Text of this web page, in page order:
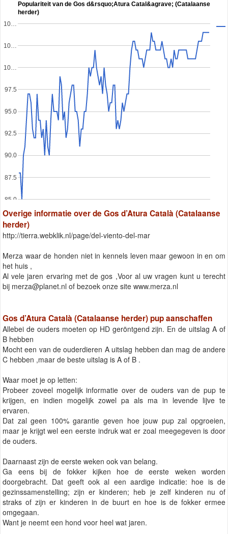
Populariteit van de Gos d&rsquo;Atura Catal&agrave; (Catalaanse
herder)
85.0
87.5
90.0
92.5
95.0
97.5
10…
10…
10…
Overige informatie over de Gos d’Atura Català (Catalaanse
herder)
http://tierra.webklik.nl/page/del-viento-del-mar
Merza waar de honden niet in kennels leven maar gewoon in en om
het huis ,
Al vele jaren ervaring met de gos ,Voor al uw vragen kunt u terecht
bij merza@planet.nl of bezoek onze site www.merza.nl
Gos d’Atura Català (Catalaanse herder) pup aanschaffen
Allebei de ouders moeten op HD geröntgend zijn. En de uitslag A of
B hebben
Mocht een van de ouderdieren A uitslag hebben dan mag de andere
C hebben ,maar de beste uitslag is A of B .
Waar moet je op letten:
Probeer zoveel mogelijk informatie over de ouders van de pup te
krijgen, en indien mogelijk zowel pa als ma in levende lijve te
ervaren.
Dat zal geen 100% garantie geven hoe jouw pup zal opgroeien,
maar je krijgt wel een eerste indruk wat er zoal meegegeven is door
de ouders.
Daarnaast zijn de eerste weken ook van belang.
Ga eens bij de fokker kijken hoe de eerste weken worden
doorgebracht. Dat geeft ook al een aardige indicatie: hoe is de
gezinssamenstelling; zijn er kinderen; heb je zelf kinderen nu of
straks of zijn er kinderen in de buurt en hoe is de fokker ermee
omgegaan.
Want je neemt een hond voor heel wat jaren.